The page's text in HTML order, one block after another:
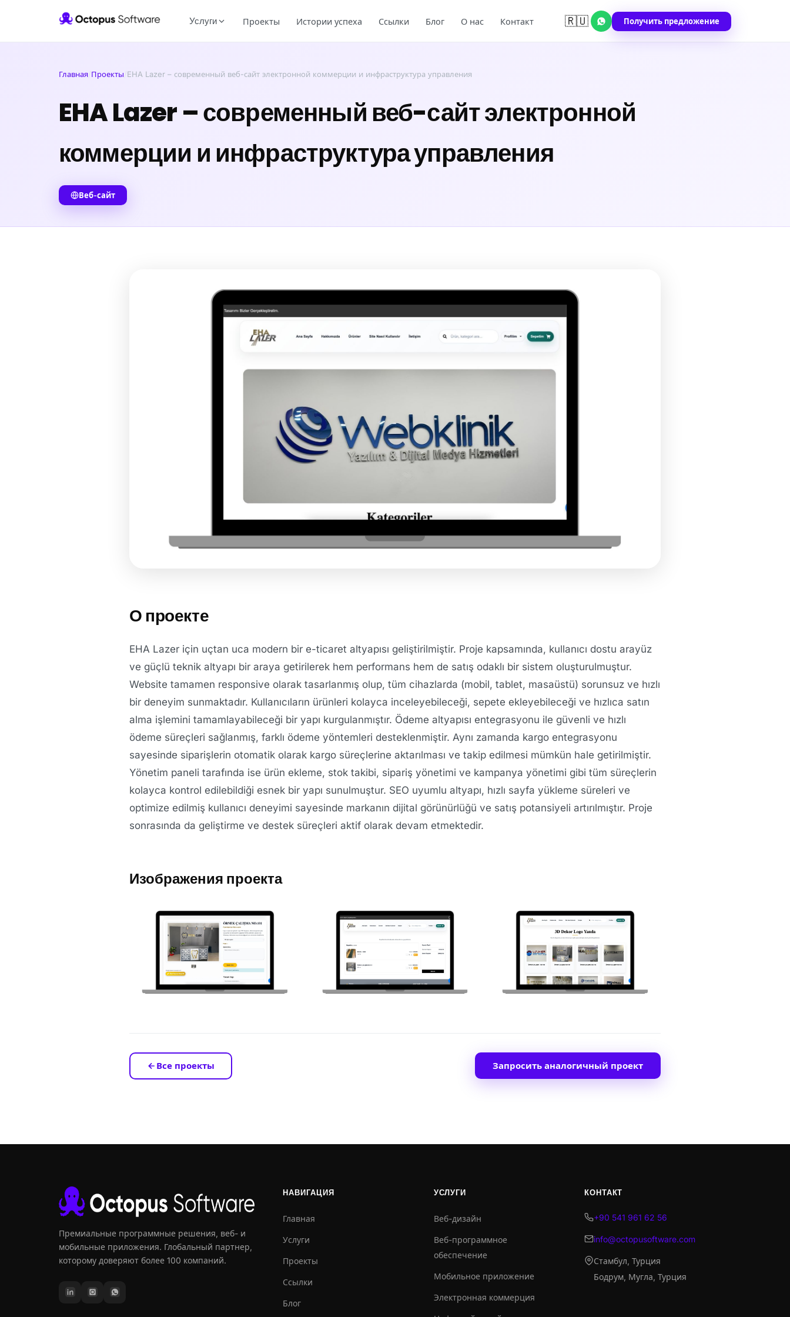
Услуги Проекты Истории успеха Ссылки Блог О нас Контакт 🇷🇺 Получить предложение
Главная/Проекты/EHA Lazer – современный веб-сайт электронной коммерции и инфраструктура управления
EHA Lazer – современный веб-сайт электронной
коммерции и инфраструктура управления
Веб-сайт
О проекте
EHA Lazer için uçtan uca modern bir e-ticaret altyapısı geliştirilmiştir. Proje kapsamında, kullanıcı dostu arayüz
ve güçlü teknik altyapı bir araya getirilerek hem performans hem de satış odaklı bir sistem oluşturulmuştur.
Website tamamen responsive olarak tasarlanmış olup, tüm cihazlarda (mobil, tablet, masaüstü) sorunsuz ve hızlı
bir deneyim sunmaktadır. Kullanıcıların ürünleri kolayca inceleyebileceği, sepete ekleyebileceği ve hızlıca satın
alma işlemini tamamlayabileceği bir yapı kurgulanmıştır. Ödeme altyapısı entegrasyonu ile güvenli ve hızlı
ödeme süreçleri sağlanmış, farklı ödeme yöntemleri desteklenmiştir. Aynı zamanda kargo entegrasyonu
sayesinde siparişlerin otomatik olarak kargo süreçlerine aktarılması ve takip edilmesi mümkün hale getirilmiştir.
Yönetim paneli tarafında ise ürün ekleme, stok takibi, sipariş yönetimi ve kampanya yönetimi gibi tüm süreçlerin
kolayca kontrol edilebildiği esnek bir yapı sunulmuştur. SEO uyumlu altyapı, hızlı sayfa yükleme süreleri ve
optimize edilmiş kullanıcı deneyimi sayesinde markanın dijital görünürlüğü ve satış potansiyeli artırılmıştır. Proje
sonrasında da geliştirme ve destek süreçleri aktif olarak devam etmektedir.
Изображения проекта
Все проекты Запросить аналогичный проект
Премиальные программные решения, веб- и
мобильные приложения. Глобальный партнер,
которому доверяют более 100 компаний.
НАВИГАЦИЯ
Главная
Услуги
Проекты
Ссылки
Блог
УСЛУГИ
Веб-дизайн
Веб-программное
обеспечение
Мобильное приложение
Электронная коммерция
КОНТАКТ
+90 541 961 62 56
info@octopusoftware.com
Стамбул, Турция
Бодрум, Мугла, Турция